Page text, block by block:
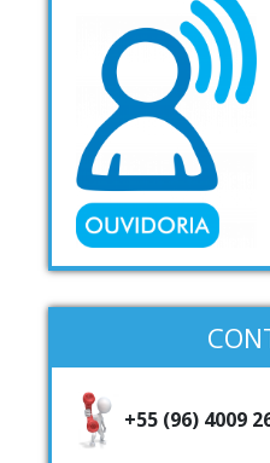
+55 (96) 4009